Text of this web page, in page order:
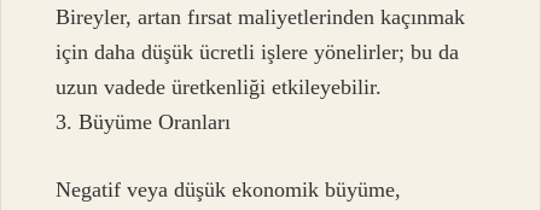
Bireyler, artan fırsat maliyetlerinden kaçınmak
için daha düşük ücretli işlere yönelirler; bu da
uzun vadede üretkenliği etkileyebilir.
3. Büyüme Oranları
Negatif veya düşük ekonomik büyüme,